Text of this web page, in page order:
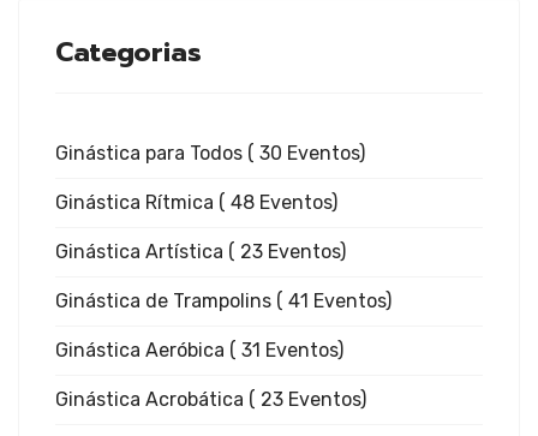
de
Categorias
Ginástica para Todos ( 30 Eventos)
Ginástica Rítmica ( 48 Eventos)
Ginástica Artística ( 23 Eventos)
Ginástica de Trampolins ( 41 Eventos)
Ginástica Aeróbica ( 31 Eventos)
Ginástica Acrobática ( 23 Eventos)